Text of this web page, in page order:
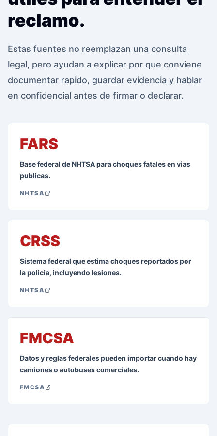
reclamo.
Estas fuentes no reemplazan una consulta
legal, pero ayudan a explicar por que conviene
documentar rapido, guardar evidencia y hablar
en confidencial antes de firmar o declarar.
FARS
Base federal de NHTSA para choques fatales en vias
publicas.
NHTSA
CRSS
Sistema federal que estima choques reportados por
la policia, incluyendo lesiones.
NHTSA
FMCSA
Datos y reglas federales pueden importar cuando hay
camiones o autobuses comerciales.
FMCSA